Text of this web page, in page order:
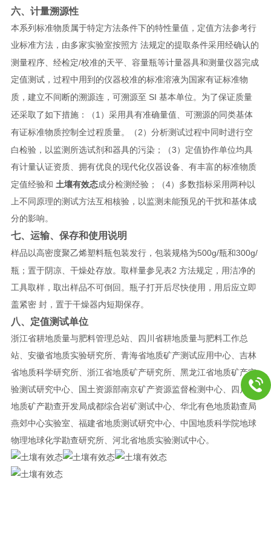
六、计量溯源性
本系列标准物质属于特定方法条件下的特性量值，定值方法参考行
业标准方法，由多家实验室按照方 法规定的提取条件采用经确认的
测量程序、经检定/校准的天平、容量瓶等计量器具和测量仪器完成
定值测试，过程中用到的仪器校准的标准溶液为国家有证标准物
质，建立不间断的溯源连，可溯源至 SI 基本单位。为了保证质量
还采取了如下措施：（ 1 ）采用具有准确量值、可溯源的同类基体
有证标准物质控制全过程质量。（ 2 ）分析测试过程中同时进行空
白检验，以监测所选试剂和器具的污染；（3 ）定值协作单位均具
有计量认证资质、拥有优良的现代化仪器设备、有丰富的标准物质
定值经验和 土壤有效态成分检测经验；（4）多数指标采用两种以
上不同原理的测试方法互相核验，以监测未能预见的干扰和基体成
分的影响。
七、运输、保存和使用说明
样品以高密度聚乙烯塑料瓶包装发行，包装规格为500g/瓶和300g/
瓶；置于阴凉、干燥处存放。取样量参见表2 方法规定，用洁净的
工具取样，取出样品不可倒回。瓶子打开后尽快使用，用后应立即
盖紧密 封，置于干燥器内短期保存。
八、定值测试单位
浙江省耕地质量与肥料管理总站、四川省耕地质量与肥料工作总
站、安徽省地质实验研究所、青海省地质矿产测试应用中心、吉林
省地质科学研究所、浙江省地质矿产研究所、黑龙江省地质矿产实
验测试研究中心、国土资源部南京矿产资源监督检测中心、四川省
地质矿产勘查开发局成都综合岩矿测试中心、华北有色地质勘查局
燕郊中心实验室、福建省地质测试研究中心、中国地质科学院地球
物理地球化学勘查研究所、河北省地质实验测试中心。